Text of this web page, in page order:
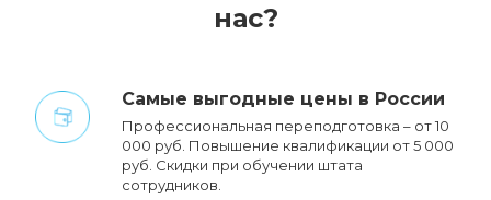
нас?
Cамые выгодные цены в России
Профессиональная переподготовка – от 10
000 руб. Повышение квалификации от 5 000
руб. Cкидки при обучении штата
сотрудников.